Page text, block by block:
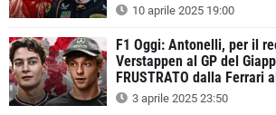
10 aprile 2025 19:00
F1 Oggi: Antonelli, per il
Verstappen al GP del
FRUSTRATO dalla Ferrari
3 aprile 2025 23:50